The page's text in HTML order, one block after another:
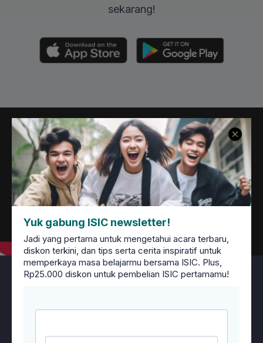
sekarang!
Yuk gabung ISIC newsletter!
Jadi yang pertama untuk mengetahui acara terbaru,
diskon terkini, dan tips serta cerita inspiratif untuk
memperkaya masa belajarmu bersama ISIC. Plus,
Rp25.000 diskon untuk pembelian ISIC pertamamu!